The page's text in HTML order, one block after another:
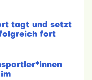
tagt und setzt
fort